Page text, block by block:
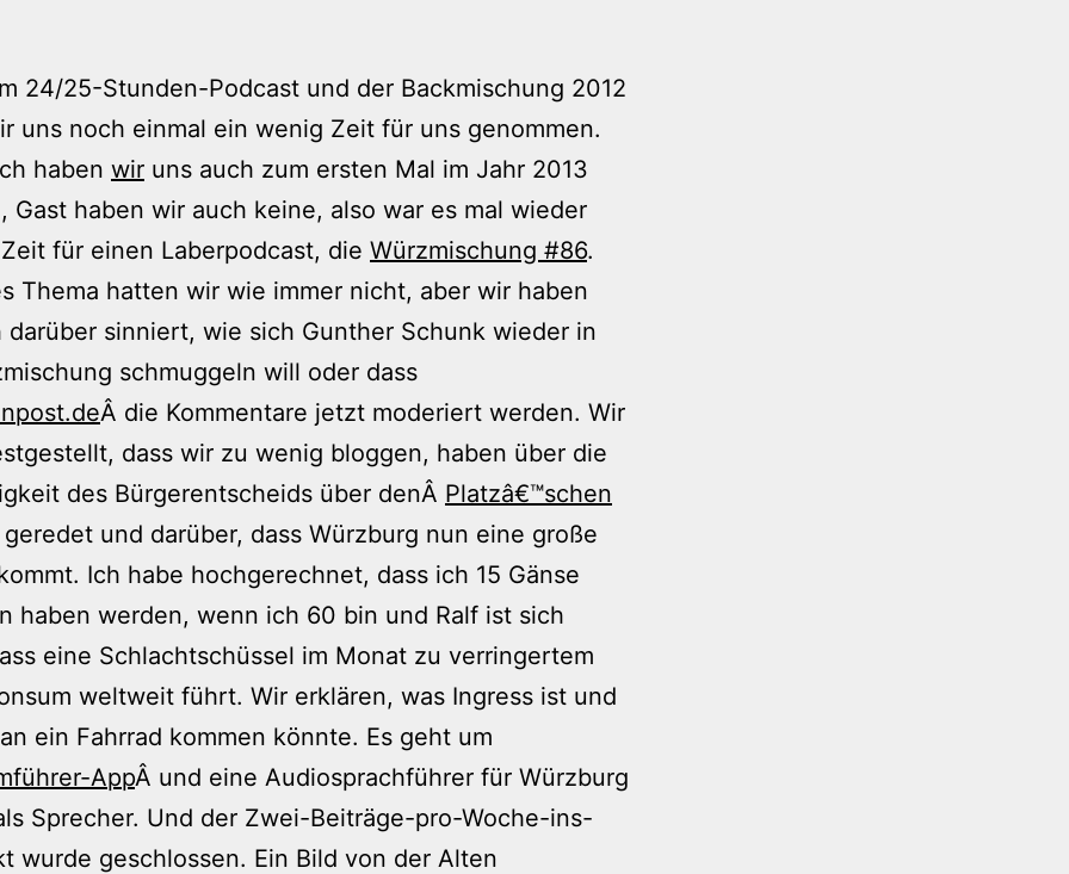
24/25-Stunden-Podcast und der Backmischung 2012
uns noch einmal ein wenig Zeit für uns genommen.
haben wir uns auch zum ersten Mal im Jahr 2013
Gast haben wir auch keine, also war es mal wieder
für einen Laberpodcast, die Würzmischung #86.
Thema hatten wir wie immer nicht, aber wir haben
darüber sinniert, wie sich Gunther Schunk wieder in
schmuggeln will oder dass
Â die Kommentare jetzt moderiert werden. Wir
dass wir zu wenig bloggen, haben über die
des Bürgerentscheids über denÂ Platzâ€™schen
und darüber, dass Würzburg nun eine große
Ich habe hochgerechnet, dass ich 15 Gänse
haben werden, wenn ich 60 bin und Ralf ist sich
eine Schlachtschüssel im Monat zu verringertem
weltweit führt. Wir erklären, was Ingress ist und
ein Fahrrad kommen könnte. Es geht um
AppÂ und eine Audiosprachführer für Würzburg
Sprecher. Und der Zwei-Beiträge-pro-Woche-ins-
wurde geschlossen. Ein Bild von der Alten